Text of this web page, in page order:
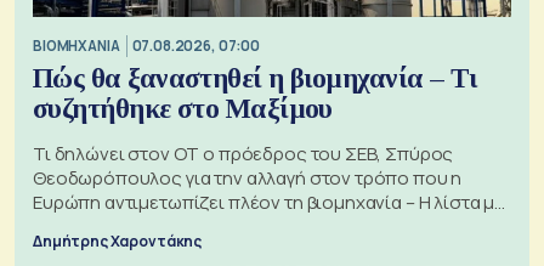
ΒΙΟΜΗΧΑΝΙΑ 07.08.2026, 07:00
Πώς θα ξαναστηθεί η βιομηχανία – Τι
συζητήθηκε στο Μαξίμου
Τι δηλώνει στον ΟΤ ο πρόεδρος του ΣΕΒ, Σπύρος
Θεοδωρόπουλος για την αλλαγή στον τρόπο που η
Ευρώπη αντιμετωπίζει πλέον τη βιομηχανία – Η λίστα με
Δημήτρης Χαροντάκης